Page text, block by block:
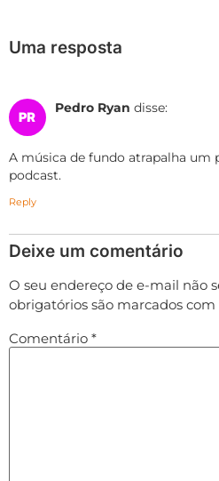
Uma resposta
Pedro Ryan disse:
A música de fundo atrapalha um
podcast.
Reply
Deixe um comentário
O seu endereço de e-mail não
obrigatórios são marcados com
Comentário *